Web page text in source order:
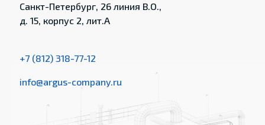
Санкт-Петербург, 26 линия В.О.,
д. 15, корпус 2, лит.А
+7 (812) 318-77-12
info@argus-company.ru